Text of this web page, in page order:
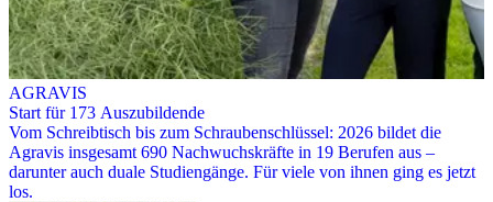
AGRAVIS
Start für 173 Auszubildende
Vom Schreibtisch bis zum Schraubenschlüssel: 2026 bildet die
Agravis insgesamt 690 Nachwuchskräfte in 19 Berufen aus –
darunter auch duale Studiengänge. Für viele von ihnen ging es jetzt
los.